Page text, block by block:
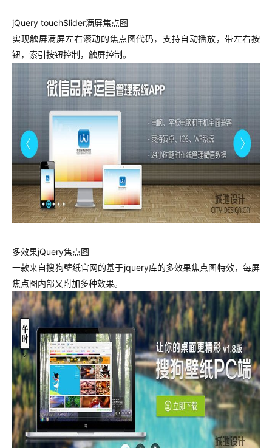
jQuery touchSlider满屏焦点图
实现触屏满屏左右滚动的焦点图代码，支持自动播放，带左右按
钮，索引按钮控制，触屏控制。
多效果jQuery焦点图
一款来自搜狗壁纸官网的基于jquery库的多效果焦点图特效，每屏
焦点图内部又附加多种效果。